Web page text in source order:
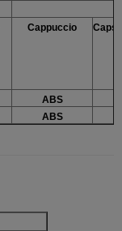
Cappuccio
ABS
ABS